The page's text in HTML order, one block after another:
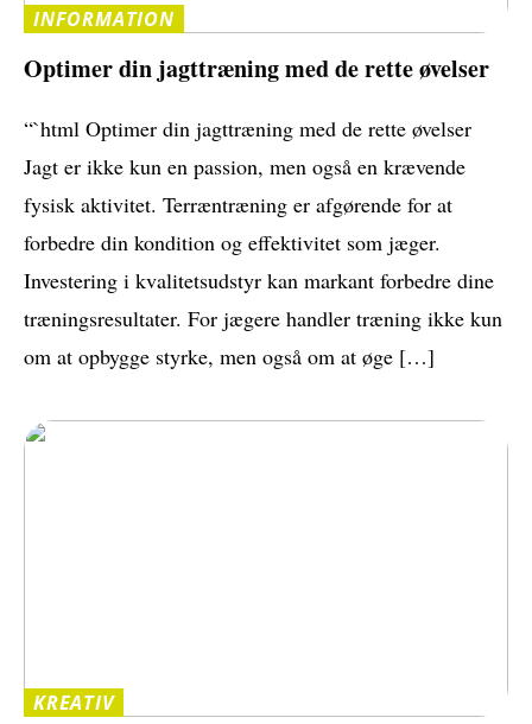
INFORMATION
Optimer din jagttræning med de rette øvelser
“`html Optimer din jagttræning med de rette øvelser
Jagt er ikke kun en passion, men også en krævende
fysisk aktivitet. Terræntræning er afgørende for at
forbedre din kondition og effektivitet som jæger.
Investering i kvalitetsudstyr kan markant forbedre dine
træningsresultater. For jægere handler træning ikke kun
om at opbygge styrke, men også om at øge […]
KREATIV